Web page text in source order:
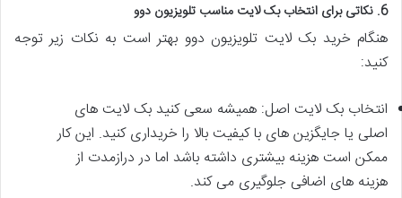
6. نکاتی برای انتخاب بک لایت مناسب تلویزیون دوو
هنگام خرید بک لایت تلویزیون دوو بهتر است به نکات زیر توجه
کنید:
انتخاب بک لایت اصل: همیشه سعی کنید بک لایت های
اصلی یا جایگزین های با کیفیت بالا را خریداری کنید. این کار
ممکن است هزینه بیشتری داشته باشد اما در درازمدت از
هزینه های اضافی جلوگیری می کند.